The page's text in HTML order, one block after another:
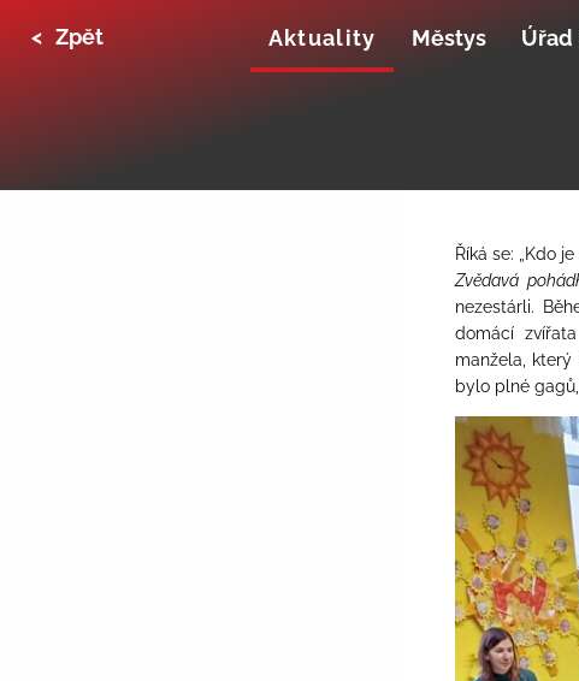
< Zpět Aktuality Městys Úřad
Říká se: „Kdo
Zvědavá
nezestárli.
domácí
manžela,
bylo plné